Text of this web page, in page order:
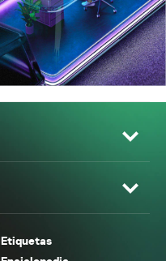
Etiquetas